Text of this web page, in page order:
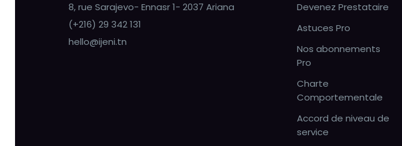
8, rue Sarajevo- Ennasr 1- 2037 Ariana
(+216) 29 342 131
hello@ijeni.tn
Devenez Prestataire
Astuces Pro
Nos abonnements
Pro
Charte
Comportementale
Accord de niveau de
service